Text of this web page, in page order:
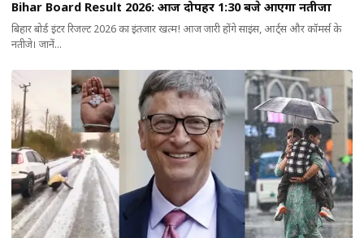
Bihar Board Result 2026: आज दोपहर 1:30 बजे आएगा नतीजा
बिहार बोर्ड इंटर रिजल्ट 2026 का इंतजार खत्म! आज जारी होंगे साइंस, आर्ट्स और कॉमर्स के
नतीजे। जानें...